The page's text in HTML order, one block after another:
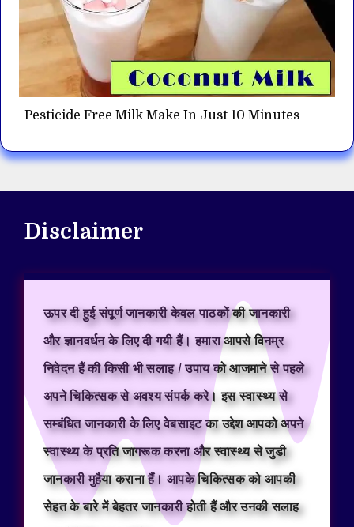
Pesticide Free Milk Make In Just 10 Minutes
Disclaimer
ऊपर दी हुई संपूर्ण जानकारी केवल पाठकों की जानकारी
और ज्ञानवर्धन के लिए दी गयी हैं। हमारा आपसे विनम्र
निवेदन हैं की किसी भी सलाह / उपाय को आजमाने से पहले
अपने चिकित्सक से अवश्य संपर्क करे। इस स्वास्थ्य से
सम्बंधित जानकारी के लिए वेबसाइट का उद्देश आपको अपने
स्वास्थ्य के प्रति जागरूक करना और स्वास्थ्य से जुडी
जानकारी मुहैया कराना हैं। आपके चिकित्सक को आपकी
सेहत के बारे में बेहतर जानकारी होती हैं और उनकी सलाह